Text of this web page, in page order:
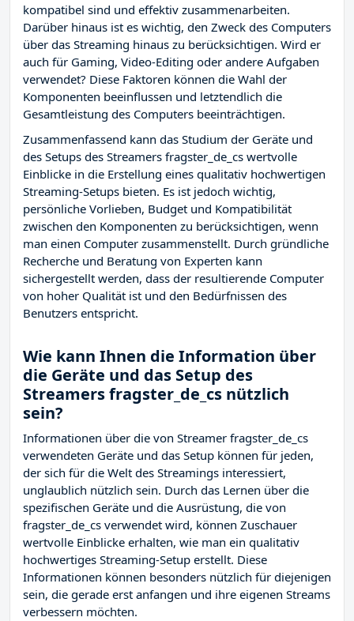
kompatibel sind und effektiv zusammenarbeiten.
Darüber hinaus ist es wichtig, den Zweck des Computers
über das Streaming hinaus zu berücksichtigen. Wird er
auch für Gaming, Video-Editing oder andere Aufgaben
verwendet? Diese Faktoren können die Wahl der
Komponenten beeinflussen und letztendlich die
Gesamtleistung des Computers beeinträchtigen.
Zusammenfassend kann das Studium der Geräte und
des Setups des Streamers fragster_de_cs wertvolle
Einblicke in die Erstellung eines qualitativ hochwertigen
Streaming-Setups bieten. Es ist jedoch wichtig,
persönliche Vorlieben, Budget und Kompatibilität
zwischen den Komponenten zu berücksichtigen, wenn
man einen Computer zusammenstellt. Durch gründliche
Recherche und Beratung von Experten kann
sichergestellt werden, dass der resultierende Computer
von hoher Qualität ist und den Bedürfnissen des
Benutzers entspricht.
Wie kann Ihnen die Information über
die Geräte und das Setup des
Streamers fragster_de_cs nützlich
sein?
Informationen über die von Streamer fragster_de_cs
verwendeten Geräte und das Setup können für jeden,
der sich für die Welt des Streamings interessiert,
unglaublich nützlich sein. Durch das Lernen über die
spezifischen Geräte und die Ausrüstung, die von
fragster_de_cs verwendet wird, können Zuschauer
wertvolle Einblicke erhalten, wie man ein qualitativ
hochwertiges Streaming-Setup erstellt. Diese
Informationen können besonders nützlich für diejenigen
sein, die gerade erst anfangen und ihre eigenen Streams
verbessern möchten.